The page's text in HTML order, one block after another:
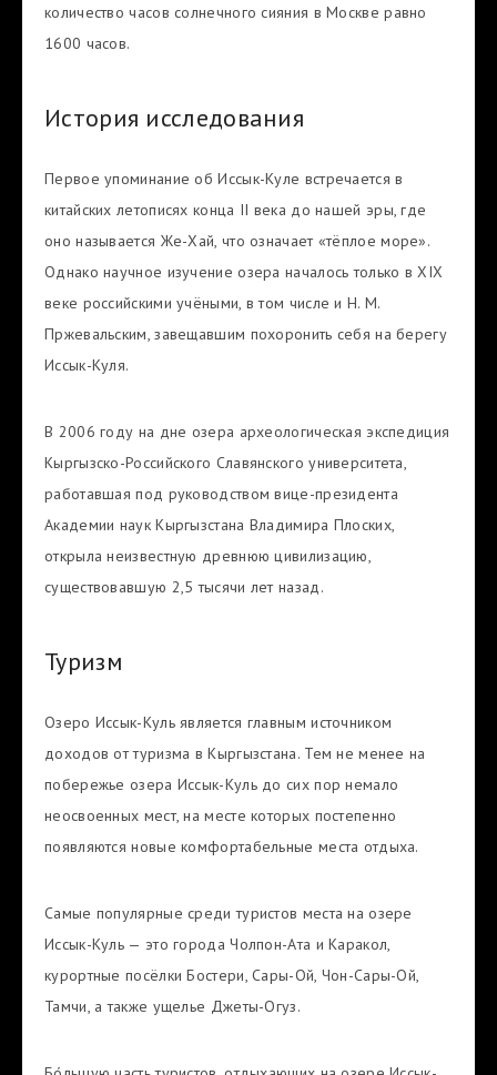
количество часов солнечного сияния в Москве равно
1600 часов.
История исследования
Первое упоминание об Иссык-Куле встречается в
китайских летописях конца II века до нашей эры, где
оно называется Же-Хай, что означает «тёплое море».
Однако научное изучение озера началось только в XIX
веке российскими учёными, в том числе и Н. М.
Пржевальским, завещавшим похоронить себя на берегу
Иссык-Куля.
В 2006 году на дне озера археологическая экспедиция
Кыргызско-Российского Славянского университета,
работавшая под руководством вице-президента
Академии наук Кыргызстана Владимира Плоских,
открыла неизвестную древнюю цивилизацию,
существовавшую 2,5 тысячи лет назад.
Туризм
Озеро Иссык-Куль является главным источником
доходов от туризма в Кыргызстана. Тем не менее на
побережье озера Иссык-Куль до сих пор немало
неосвоенных мест, на месте которых постепенно
появляются новые комфортабельные места отдыха.
Самые популярные среди туристов места на озере
Иссык-Куль — это города Чолпон-Ата и Каракол,
курортные посёлки Бостери, Сары-Ой, Чон-Сары-Ой,
Тамчи, а также ущелье Джеты-Огуз.